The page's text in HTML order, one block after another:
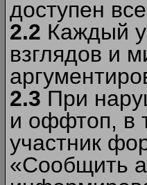
доступен
2.2 Каждый
взглядов и
2.3 При
и оффтоп, в
участник
«Сообщить